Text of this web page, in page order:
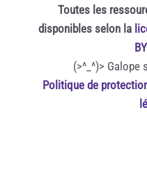
Toutes les
disponibles selon la
(>^_^)> Galope
Politique de